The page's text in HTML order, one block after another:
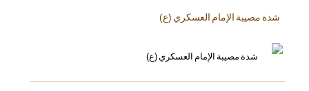
شدة مصيبة الإمام العسكري (ع)